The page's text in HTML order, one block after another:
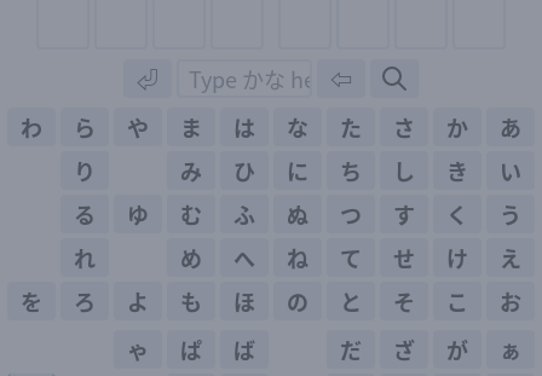
⏎
⇦
わ
ら や ま は な た さ か
あ
り
み ひ に ち し き
い
る
ゆ む ふ ぬ つ す く
う
れ
め へ ね て せ け
え
を
ろ よ も ほ の と そ こ
お
ゃ
ぱ ば だ ざ が
ぁ